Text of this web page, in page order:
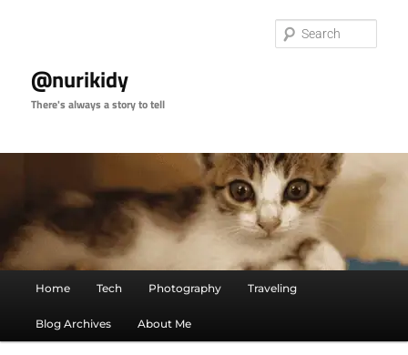
@nurikidy
There's always a story to tell
Home Tech Photography Traveling
Blog Archives About Me